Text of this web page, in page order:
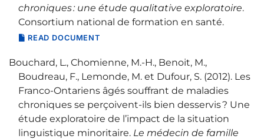
chroniques : une étude qualitative exploratoire.
Consortium national de formation en santé.
READ DOCUMENT
Bouchard, L., Chomienne, M.-H., Benoit, M.,
Boudreau, F., Lemonde, M. et Dufour, S. (2012). Les
Franco-Ontariens âgés souffrant de maladies
chroniques se perçoivent-ils bien desservis ? Une
étude exploratoire de l’impact de la situation
linguistique minoritaire. Le médecin de famille